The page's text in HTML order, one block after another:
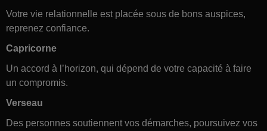
Votre vie relationnelle est placée sous de bons auspices,
reprenez confiance.
Capricorne
Un accord à l’horizon, qui dépend de votre capacité à faire
un compromis.
Verseau
Des personnes soutiennent vos démarches, poursuivez vos